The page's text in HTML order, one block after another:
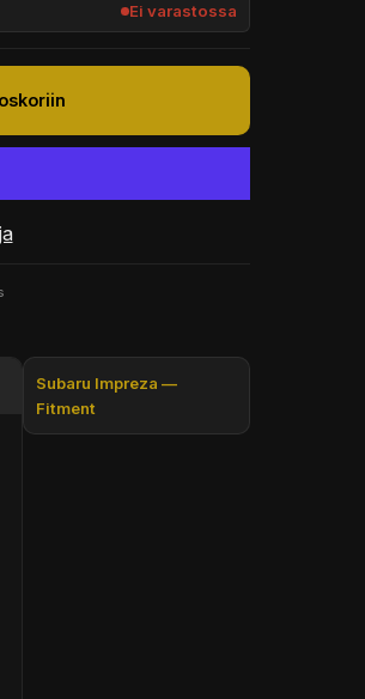
Ei varastossa
Subaru Impreza —
Fitment